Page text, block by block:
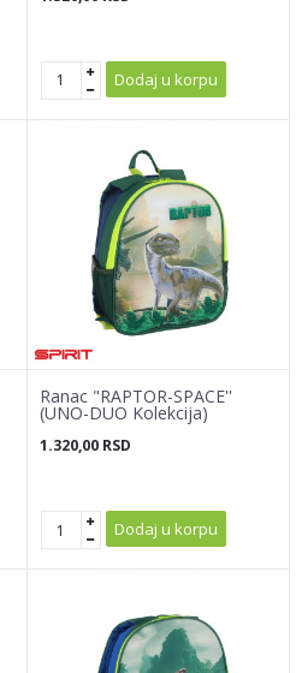
Dodaj u korpu
Ranac "RAPTOR-SPACE''
(UNO-DUO Kolekcija)
1.320,00 RSD
Dodaj u korpu